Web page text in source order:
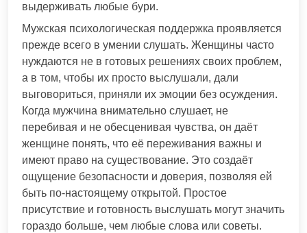
выдерживать любые бури.
Мужская психологическая поддержка проявляется
прежде всего в умении слушать. Женщины часто
нуждаются не в готовых решениях своих проблем,
а в том, чтобы их просто выслушали, дали
выговориться, приняли их эмоции без осуждения.
Когда мужчина внимательно слушает, не
перебивая и не обесценивая чувства, он даёт
женщине понять, что её переживания важны и
имеют право на существование. Это создаёт
ощущение безопасности и доверия, позволяя ей
быть по-настоящему открытой. Простое
присутствие и готовность выслушать могут значить
гораздо больше, чем любые слова или советы.